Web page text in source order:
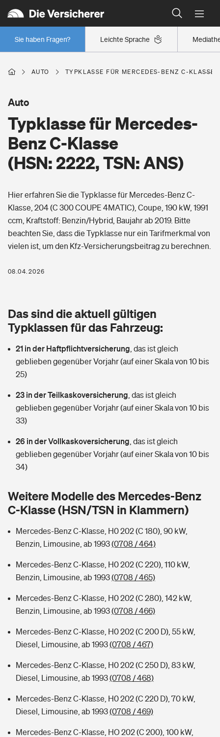
Leichte Sprache
Sie haben Fragen?
Wer versichert was: Jetzt Versicherer finden
Regionalklassen: So ist Ihre Region eingestuft
Wer versichert was: Jetzt Versicherer finden
Berufsunfähigkeitsversicherung
Arbeitsrechtsschutz
Berufshaftpflichtversicherung
Rentenrechner: Wie viel Geld bekomme ich im Alter?
Wer versichert was: Jetzt Versicherer finden
Sie haben Fragen?
Wohnen
Wohngebäudeversicherung
Hausratversicherung
Elementarversicherung
Photovoltaik
Wärmepumpen versichern
Vermieterrrechtsschutz
Mietkautionsversicherung
Restkreditversicherung
Zur Übersicht
Hochwasser-Check: Wie gefährdet ist Ihr Haus?
Wer versichert was: Jetzt Versicherer finden
Sie haben Fragen?
Pri­vate Haft­pflicht­
Rechts­schutz­ver­si­che­rung
Kinderunfall­ver­si­che­rung
Reiseversicherung
Handyversicherung
Private Cyberversicherung
Musikinstrumentenversicherung
Typklassen: So ist Ihr Auto eingestuft
Sie haben Fragen?
Gesundheit
Private Krankenversicherung
Tierkrankenversicherung
Zur Übersicht
Wer versichert was: Jetzt Versicherer finden
Sie haben Fragen?
Rentenrechner: Wie viel Geld bekomme ich im Alter?
AUTO TYPKLASSE FÜR MERCEDES-BENZ C-
Typklasse für Mercedes-
Benz C-Klasse
(HSN: 2222, TSN: ANS)
Auto
Hier erfahren Sie die Typklasse für Mercedes-Benz C-
Klasse, 204 (C 300 COUPE 4MATIC), Coupe, 190 kW, 1991
ccm, Kraftstoff: Benzin/Hybrid, Baujahr ab 2019. Bitte
beachten Sie, dass die Typklasse nur ein Tarifmerkmal von
vielen ist, um den Kfz-Versicherungsbeitrag zu berechnen.
08.04.2026
Das sind die aktuell gültigen
Typklassen für das Fahrzeug:
21 in der Haftpflichtversicherung das ist gleich
geblieben gegenüber Vorjahr (auf einer Skala von 10 bis
25)
23 in der Teilkaskoversicherung das ist gleich
geblieben gegenüber Vorjahr (auf einer Skala von 10 bis
33)
26 in der Vollkaskoversicherung das ist gleich
geblieben gegenüber Vorjahr (auf einer Skala von 10 bis
34)
Weitere Modelle des Mercedes-Benz
C-Klasse (HSN/TSN in Klammern)
Mercedes-Benz C-Klasse, H0 202 (C 180), 90 kW,
Benzin, Limousine, ab 1993(0708 / 464)
Mercedes-Benz C-Klasse, H0 202 (C 220), 110 kW,
Benzin, Limousine, ab 1993(0708 / 465)
Mercedes-Benz C-Klasse, H0 202 (C 280), 142 kW,
Benzin, Limousine, ab 1993(0708 / 466)
Mercedes-Benz C-Klasse, H0 202 (C 200 D), 55 kW,
Diesel, Limousine, ab 1993(0708 / 467)
Mercedes-Benz C-Klasse, H0 202 (C 250 D), 83 kW,
Diesel, Limousine, ab 1993(0708 / 468)
Mercedes-Benz C-Klasse, H0 202 (C 220 D), 70 kW,
Diesel, Limousine, ab 1993(0708 / 469)
Mercedes-Benz C-Klasse, HO 202 (C 200), 100 kW,